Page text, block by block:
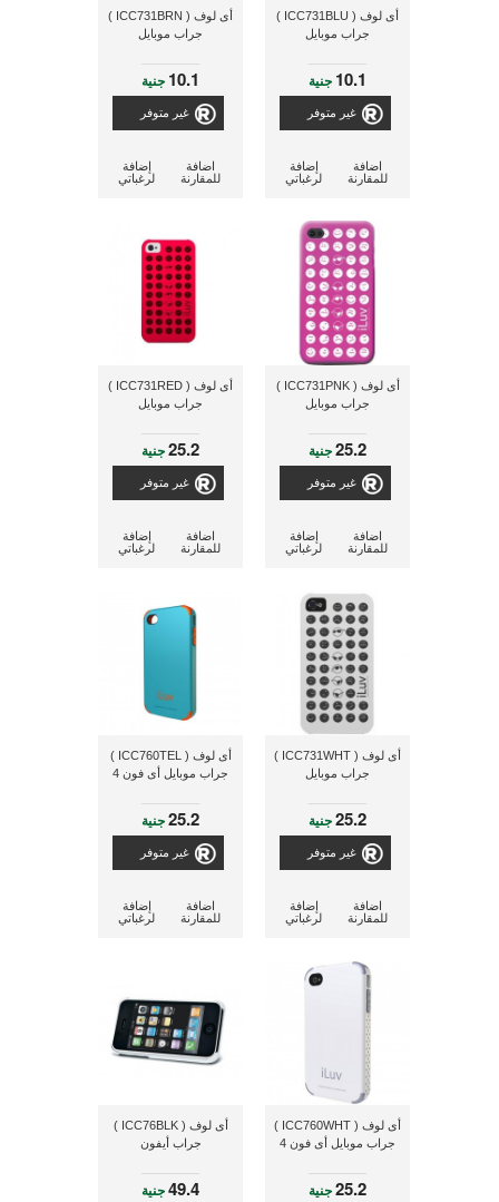
أى لوف ( ICC731BLU )
جراب موبايل
10.1 جنية
غير متوفر
إضافة
لرغباتي
اضافة
للمقارنة
أى لوف ( ICC731BRN )
جراب موبايل
10.1 جنية
غير متوفر
إضافة
لرغباتي
اضافة
للمقارنة
أى لوف ( ICC731PNK )
جراب موبايل
25.2جنية
غير متوفر
إضافة
لرغباتي
اضافة
للمقارنة
أى لوف ( ICC731RED )
جراب موبايل
25.2جنية
غير متوفر
إضافة
لرغباتي
اضافة
للمقارنة
أى لوف ( ICC731WHT )
جراب موبايل
25.2جنية
غير متوفر
إضافة
لرغباتي
اضافة
للمقارنة
أى لوف ( ICC760TEL )
جراب موبايل أى فون 4
25.2جنية
غير متوفر
إضافة
لرغباتي
اضافة
للمقارنة
أى لوف ( ICC760WHT )
جراب موبايل أى فون 4
25.2جنية
أى لوف ( ICC76BLK )
جراب أيفون
49.4جنية